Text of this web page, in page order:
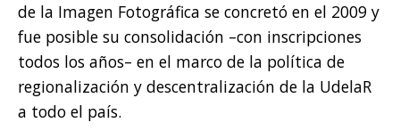
de la Imagen Fotográfica se concretó en el 2009 y
fue posible su consolidación –con inscripciones
todos los años– en el marco de la política de
regionalización y descentralización de la UdelaR
a todo el país.